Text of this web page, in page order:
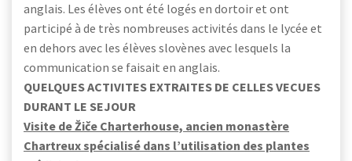
anglais. Les élèves ont été logés en dortoir et ont
participé à de très nombreuses activités dans le lycée et
en dehors avec les élèves slovènes avec lesquels la
communication se faisait en anglais.
QUELQUES ACTIVITES EXTRAITES DE CELLES VECUES
DURANT LE SEJOUR
Visite de Žiče Charterhouse, ancien monastère
Chartreux spécialisé dans l’utilisation des plantes